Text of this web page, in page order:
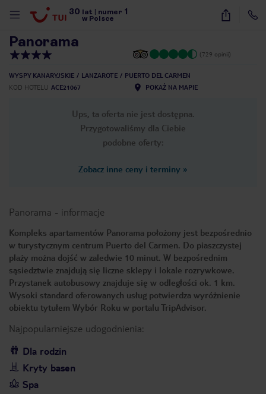
30 lat numer 1
w Polsce
33
Panorama
(729 opinii)
WYSPY KANARYJSKIE LANZAROTE
PUERTO DEL CARMEN
KOD HOTELU ACE21067 POKAŻ NA MAPIE
Ups, ta oferta nie jest dostępna.
Przygotowaliśmy dla Ciebie
podobne oferty:
Zobacz inne ceny i terminy »
Panorama - informacje
Kompleks apartamentów Panorama położony jest bezpośrednio
w turystycznym centrum Puerto del Carmen. Do piaszczystej
plaży można dojść w zaledwie 10 minut. W bezpośrednim
sąsiedztwie znajdują się liczne sklepy i lokale rozrywkowe.
Przystanek autobusowy znajduje się w odległości ok. 1 km.
Wysoki standard oferowanych usług potwierdza wyróżnienie
obiektu tytułem Wybór Roku w portalu TripAdvisor.
Najpopularniejsze udogodnienia:
Dla rodzin
Kryty basen
Spa